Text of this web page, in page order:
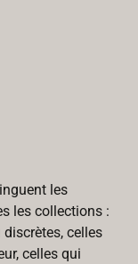
les
les collections :
celles
celles qui